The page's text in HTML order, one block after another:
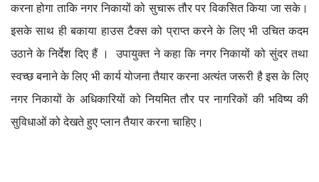
करना होगा ताकि नगर निकायों को सुचारू तौर पर विकसित किया जा सके।
इसके साथ ही बकाया हाउस टैक्स को प्राप्त करने के लिए भी उचित कदम
उठाने के निर्देश दिए हैं । उपायुक्त ने कहा कि नगर निकायों को सुंदर तथा
स्वच्छ बनाने के लिए भी कार्य योजना तैयार करना अत्यंत जरूरी है इस के लिए
नगर निकायों के अधिकारियों को नियमित तौर पर नागरिकों की भविष्य की
सुविधाओं को देखते हुए प्लान तैयार करना चाहिए।